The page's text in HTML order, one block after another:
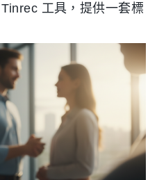
工具，提供一套標